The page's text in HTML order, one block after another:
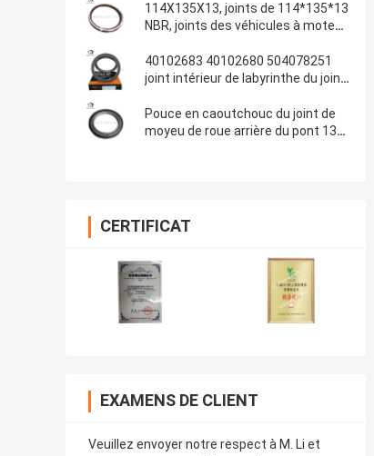
114X135X13, joints de 114*135*13
NBR, joints des véhicules à moteur,
joints : NBR
40102683 40102680 504078251
joint intérieur de labyrinthe du joint
100*130*13/14
Pouce en caoutchouc du joint de
moyeu de roue arrière du pont 13T
CERTIFICAT
EXAMENS DE CLIENT
Veuillez envoyer notre respect à M. Li et